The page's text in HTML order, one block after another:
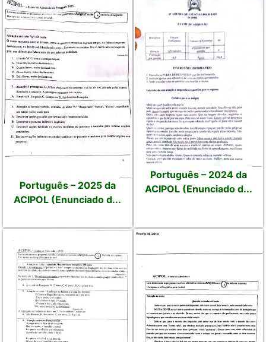
Português – 2025 da
ACIPOL (Enunciado d...
Português – 2024 da
ACIPOL (Enunciado d...